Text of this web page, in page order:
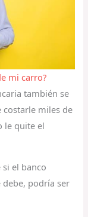
mi carro?
también se
costarle miles de
le quite el
el banco
podría ser